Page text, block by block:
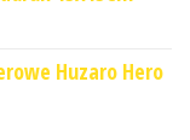
Huzaro Hero